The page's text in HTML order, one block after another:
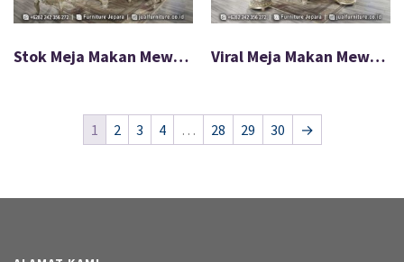
Stok Meja Makan Mewah Braventa Mudah Pasang FS-918 Viral Meja Makan Mewah Ivoretta Untuk Villa FS-917
1 2 3 4 … 28 29 30 →